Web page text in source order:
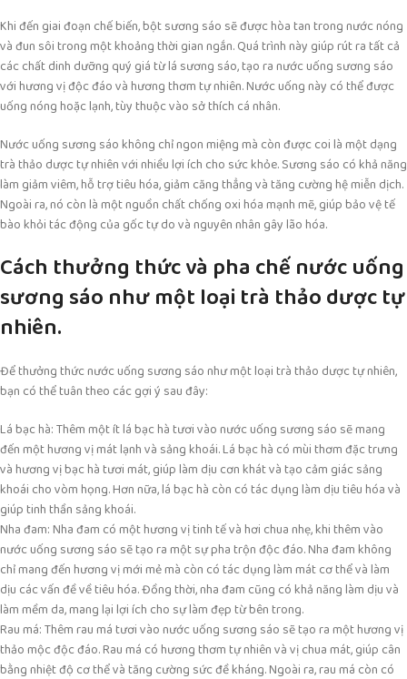
Khi đến giai đoạn chế biến, bột sương sáo sẽ được hòa tan trong nước nóng
và đun sôi trong một khoảng thời gian ngắn. Quá trình này giúp rút ra tất cả
các chất dinh dưỡng quý giá từ lá sương sáo, tạo ra nước uống sương sáo
với hương vị độc đáo và hương thơm tự nhiên. Nước uống này có thể được
uống nóng hoặc lạnh, tùy thuộc vào sở thích cá nhân.
Nước uống sương sáo không chỉ ngon miệng mà còn được coi là một dạng
trà thảo dược tự nhiên với nhiều lợi ích cho sức khỏe. Sương sáo có khả năng
làm giảm viêm, hỗ trợ tiêu hóa, giảm căng thẳng và tăng cường hệ miễn dịch.
Ngoài ra, nó còn là một nguồn chất chống oxi hóa mạnh mẽ, giúp bảo vệ tế
bào khỏi tác động của gốc tự do và nguyên nhân gây lão hóa.
Cách thưởng thức và pha chế nước uống
sương sáo như một loại trà thảo dược tự
nhiên.
Để thưởng thức nước uống sương sáo như một loại trà thảo dược tự nhiên,
bạn có thể tuân theo các gợi ý sau đây:
Lá bạc hà: Thêm một ít lá bạc hà tươi vào nước uống sương sáo sẽ mang
đến một hương vị mát lạnh và sảng khoái. Lá bạc hà có mùi thơm đặc trưng
và hương vị bạc hà tươi mát, giúp làm dịu cơn khát và tạo cảm giác sảng
khoái cho vòm họng. Hơn nữa, lá bạc hà còn có tác dụng làm dịu tiêu hóa và
giúp tinh thần sảng khoái.
Nha đam: Nha đam có một hương vị tinh tế và hơi chua nhẹ, khi thêm vào
nước uống sương sáo sẽ tạo ra một sự pha trộn độc đáo. Nha đam không
chỉ mang đến hương vị mới mẻ mà còn có tác dụng làm mát cơ thể và làm
dịu các vấn đề về tiêu hóa. Đồng thời, nha đam cũng có khả năng làm dịu và
làm mềm da, mang lại lợi ích cho sự làm đẹp từ bên trong.
Rau má: Thêm rau má tươi vào nước uống sương sáo sẽ tạo ra một hương vị
thảo mộc độc đáo. Rau má có hương thơm tự nhiên và vị chua mát, giúp cân
bằng nhiệt độ cơ thể và tăng cường sức đề kháng. Ngoài ra, rau má còn có